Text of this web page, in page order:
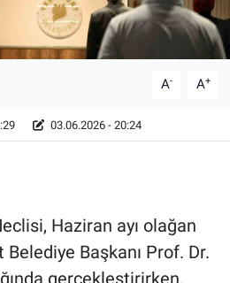
A- A+
03.06.2026 - 20:24
Haziran ayı olağan
Belediye Başkanı Prof. Dr.
gerçekleştirirken,